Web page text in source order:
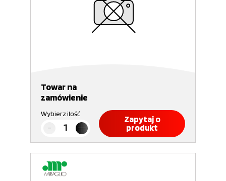
Towar na
zamówienie
Wybierz ilość
Zapytaj o
produkt